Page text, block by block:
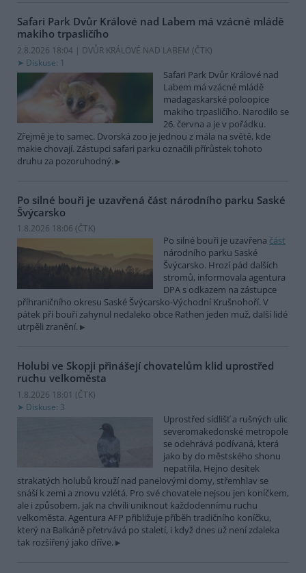
Safari Park Dvůr Králové nad Labem má vzácné mládě
makiho trpasličího
2.8.2026 18:04 | DVŮR KRÁLOVÉ NAD LABEM (ČTK)
Diskuse: 1
Safari Park Dvůr Králové nad
Labem má vzácné mládě
madagaskarské poloopice
makiho trpasličího. Narodilo se
26. června a je v pořádku.
Zřejmě je to samec. Dvorská zoo je jednou z mála na světě, kde
makie chovají. Zástupci safari parku označili přírůstek tohoto
druhu za pozoruhodný.
Po silné bouři je uzavřená část národního parku Saské
Švýcarsko
1.8.2026 18:06 (ČTK)
Po silné bouři je uzavřena část
národního parku Saské
Švýcarsko. Hrozí pád dalších
stromů, informovala agentura
DPA s odkazem na zástupce
příhraničního okresu Saské Švýcarsko-Východní Krušnohoří. V
pátek při bouři zahynul nedaleko obce Rathen jeden muž, další lidé
utrpěli zranění.
Holubi ve Skopji přinášejí chovatelům klid uprostřed
ruchu velkoměsta
1.8.2026 18:01 (ČTK)
Diskuse: 3
Uprostřed sídlišť a rušných ulic
severomakedonské metropole
se odehrává podívaná, která
jako by do městského shonu
nepatřila. Hejno desítek
strakatých holubů krouží nad panelovými domy, střemhlav se
snáší k zemi a znovu vzlétá. Pro své chovatele nejsou jen koníčkem,
ale i způsobem, jak na chvíli uniknout každodennímu ruchu
velkoměsta. Agentura AFP přibližuje příběh tradičního koníčku,
který na Balkáně přetrvává po staletí, i když dnes už není zdaleka
tak rozšířený jako dříve.